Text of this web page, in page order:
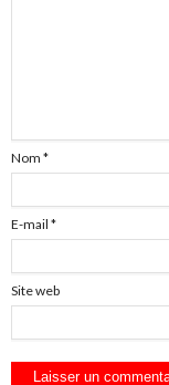
Nom *
E-mail *
Site web